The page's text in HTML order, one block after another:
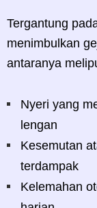
Tergantung
menimbulkan
antaranya
Nyeri yang
lengan
Kesemutan
terdampak
Kelemahan